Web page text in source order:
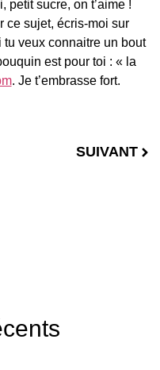
petit sucre, on t’aime !
ce sujet, écris-moi sur
tu veux connaitre un bout
est pour toi : « la
. Je t’embrasse fort.
SUIVANT